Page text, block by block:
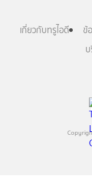
เกี่ยวกับทรูไอดี ข้